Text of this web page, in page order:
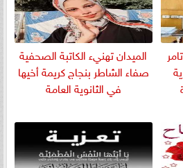
الميدان تهنيء الكاتبة الصحفية
صفاء الشاطر بنجاج كريمة أخيها
في الثانوية العامة